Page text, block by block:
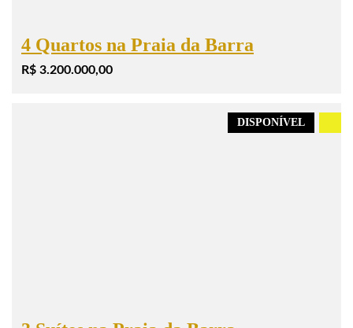
4 Quartos na Praia da Barra
R$ 3.200.000,00
DISPONÍVEL